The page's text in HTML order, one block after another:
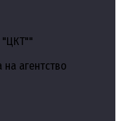
агентство